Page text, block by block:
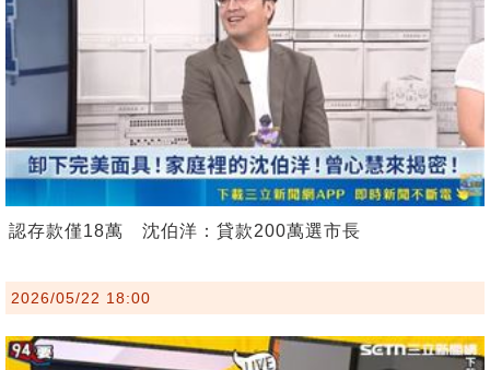
認存款僅18萬 沈伯洋：貸款200萬選市長
2026/05/22 18:00